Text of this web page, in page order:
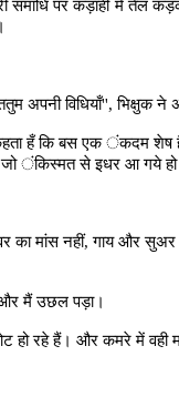
समाधि पर कड़ाही में
अपनी विधियाँ'',भिक्षुक
हँ कि बस एक ंकदम शेष है।
ंकिस्मत से इधर आ गये हो
का मांस नहीं,गाय और सुअर
और मैं उछल पड़ा।
हो रहे हैं। और कमरे में